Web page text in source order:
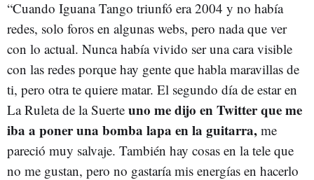
“Cuando Iguana Tango triunfó era 2004 y no había
redes, solo foros en algunas webs, pero nada que ver
con lo actual. Nunca había vivido ser una cara visible
con las redes porque hay gente que habla maravillas de
ti, pero otra te quiere matar. El segundo día de estar en
La Ruleta de la Suerte uno me dijo en Twitter que me
iba a poner una bomba lapa en la guitarra, me
pareció muy salvaje. También hay cosas en la tele que
no me gustan, pero no gastaría mis energías en hacerlo